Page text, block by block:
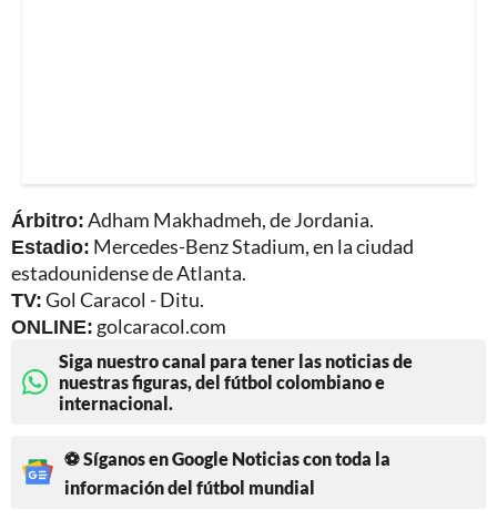
Árbitro:Adham Makhadmeh, de Jordania.
Estadio: Mercedes-Benz Stadium, en la ciudad
estadounidense de Atlanta.
TV:Gol Caracol - Ditu.
ONLINE: golcaracol.com
Siga nuestro canal para tener las noticias de
nuestras figuras, del fútbol colombiano e
internacional.
⚽ Síganos en Google Noticias con toda la
información del fútbol mundial